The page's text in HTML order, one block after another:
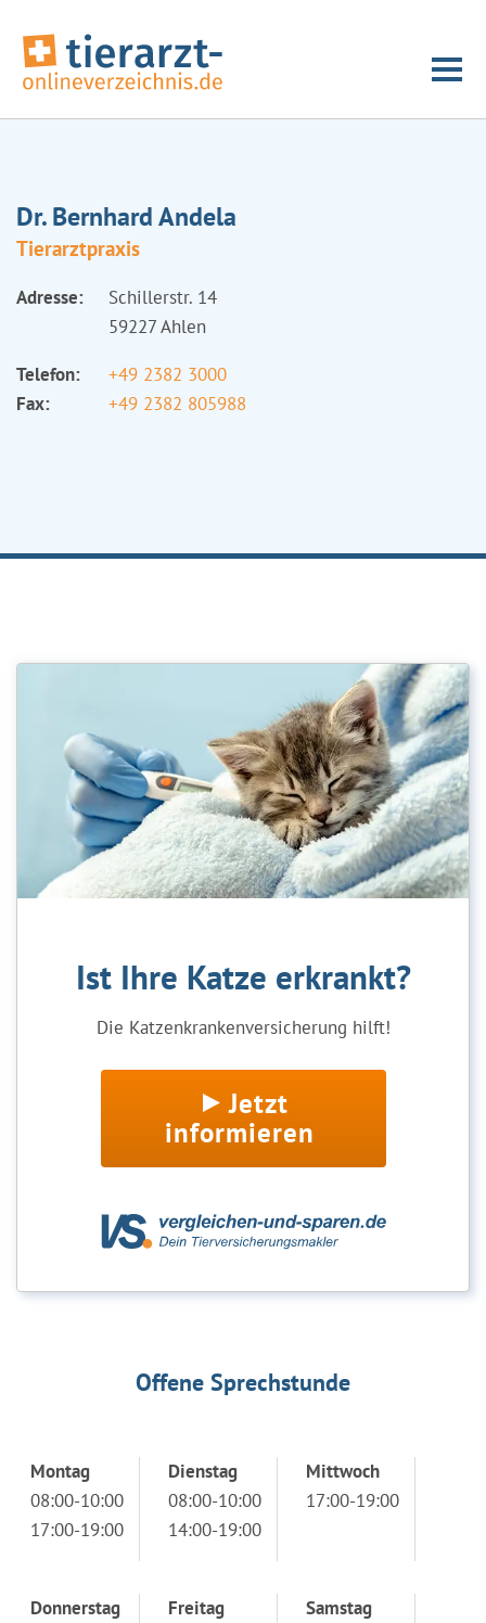
Dr. Bernhard Andela
Tierarztpraxis
Adresse:
Schillerstr. 14
59227 Ahlen
Telefon:
+49 2382 3000
Fax:
+49 2382 805988
Ist Ihre Katze erkrankt?
Die Katzenkrankenversicherung hilft!
Jetzt
informieren
Offene Sprechstunde
Montag
08:00-10:00
17:00-19:00
Dienstag
08:00-10:00
14:00-19:00
Mittwoch
17:00-19:00
Donnerstag
Freitag
Samstag